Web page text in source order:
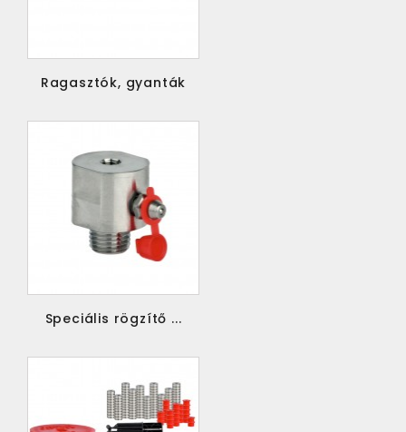
Ragasztók, gyanták
Speciális rögzítő ...